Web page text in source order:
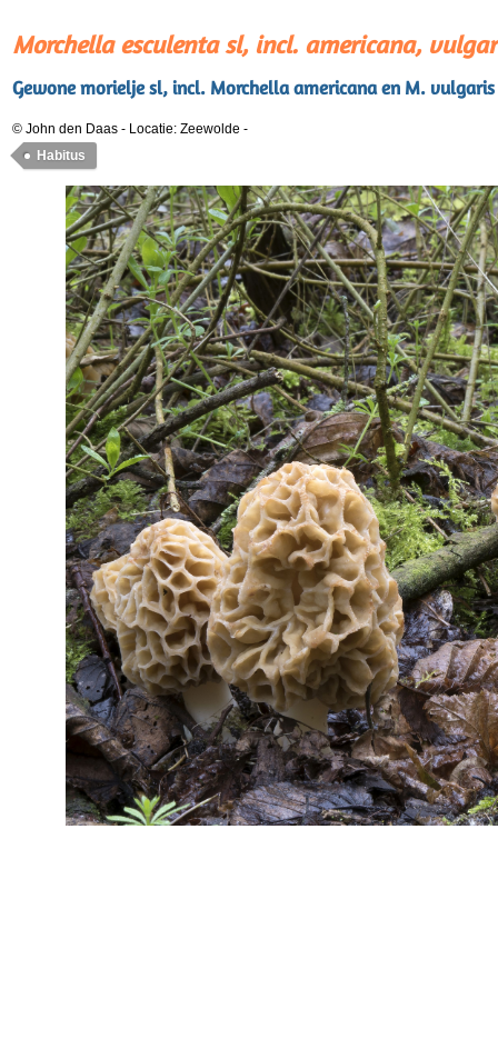
Morchella esculenta sl, incl. americana,
Gewone morielje sl, incl. Morchella americana en M. vulgaris
© John den Daas - Locatie: Zeewolde -
Habitus